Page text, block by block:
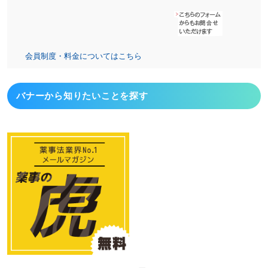
会員制度・料金についてはこちら
バナーから知りたいことを探す